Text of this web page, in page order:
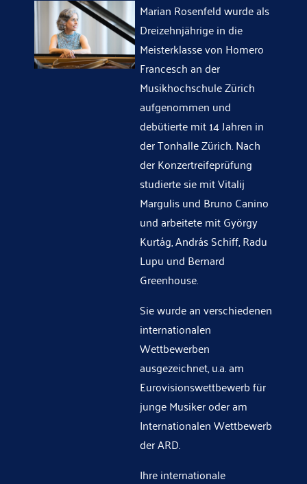
Marian Rosenfeld wurde als
Dreizehnjährige in die
Meisterklasse von Homero
Francesch an der
Musikhochschule Zürich
aufgenommen und
debütierte mit 14 Jahren in
der Tonhalle Zürich. Nach
der Konzertreifeprüfung
studierte sie mit Vitalij
Margulis und Bruno Canino
und arbeitete mit György
Kurtág, András Schiff, Radu
Lupu und Bernard
Greenhouse.
Sie wurde an verschiedenen
internationalen
Wettbewerben
ausgezeichnet, u.a. am
Eurovisionswettbewerb für
junge Musiker oder am
Internationalen Wettbewerb
der ARD.
Ihre internationale